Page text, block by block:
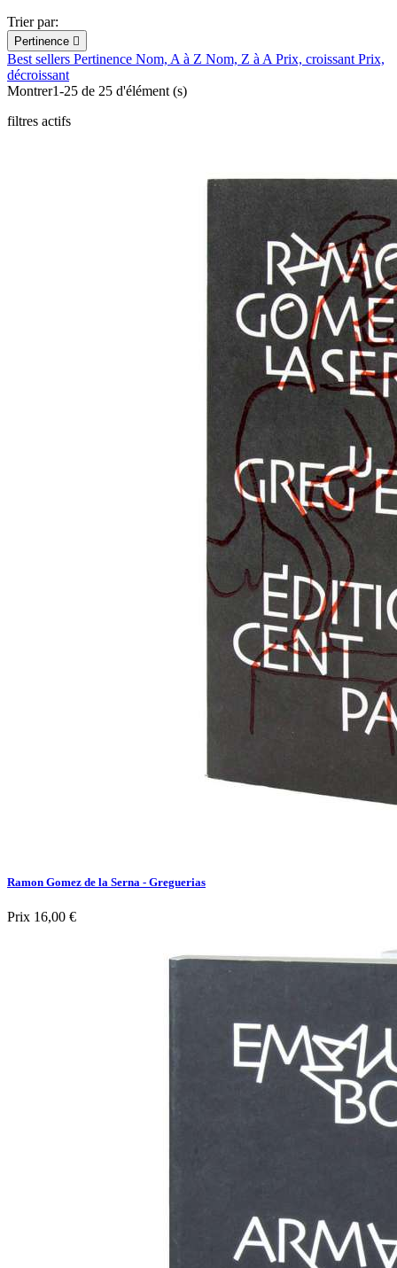
Trier par:
Pertinence 
Best sellers Pertinence Nom, A à Z Nom, Z à A Prix, croissant Prix,
décroissant
Montrer1-25 de 25 d'élément (s)
filtres actifs
Ramon Gomez de la Serna - Greguerias
Prix 16,00 €